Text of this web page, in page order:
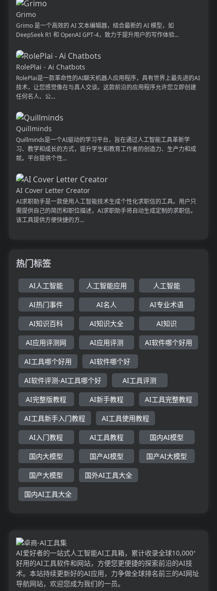
Grimo
Grimo 是一个高效的 AI 文本编辑器，结合最新的 AI 模型，如
DeepSeek R1 和 OpenAI GPT-4，致力于提升用户的写作体验...
RolePlai - Ai Chatbots
RolePlai是一款革命性的AI聊天机器人应用程序，具有世界上最先进的AI
技术，让您感觉像在与真人交谈。这款前沿的应用程序允许您立即创建
任何名人、公...
Quillminds
Quillminds是一个AI驱动的学习平台，旨在通过人工智能工具革新学
习、教学和成长的方式，提升学生和教育工作者的创造力、生产力和成
就。平台提供个性...
AI Cover Letter Creator
AI求职助手是一款使用人工智能技术生成个性化求职信的工具。用户只
需提供自己的简历和职位描述，AI求职助手将自动生成定制的求职信。
该工具提供方便快捷的方...
热门标签
AI人工智能 人工智能应用 人工智能
AI热门事件 AI名人 AI专业术语
AI知识百科 AI知识大全 AI知识
AI应用评测网 AI应用评测 AI软件哪个好用
AI工具哪个好用 AI软件哪个好
AI软件评测-AI工具哪个好 AI工具评测
AI完整版教程 AI新手教程 AI工具完整教程
AI工具新手入门教程 AI工具使用教程
AI入门教程 AI工具教程 国内AI模型
国内大模型 国产AI模型 国产AI大模型
国产大模型 国外AI工具大全
国内AI工具大全
AI爱好者的一站式人工智能AI工具箱，累计收录全球10,000⁺
好用的AI工具软件和网站，方便您更便捷的探索前沿的AI技
术。本站持续更新好的AI应用，力争做全球排名前三的AI网址
导航网站，欢迎您成为我们的一员。